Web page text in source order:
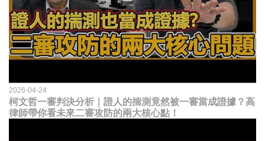
2026-04-24
柯文哲一審判決分析｜證人的揣測竟然被一審當成證據？高
律師帶你看未來二審攻防的兩大核心點！